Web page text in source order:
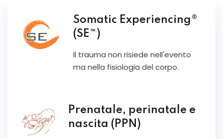
Somatic Experiencing®
(SE™)
Il trauma non risiede nell'evento
ma nella fisiologia del corpo.
Prenatale, perinatale e
nascita (PPN)